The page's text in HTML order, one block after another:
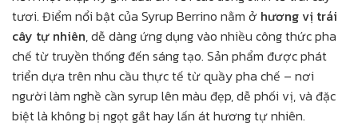
tươi. Điểm nổi bật của Syrup Berrino nằm ở hương vị trái
cây tự nhiên, dễ dàng ứng dụng vào nhiều công thức pha
chế từ truyền thống đến sáng tạo. Sản phẩm được phát
triển dựa trên nhu cầu thực tế từ quầy pha chế – nơi
người làm nghề cần syrup lên màu đẹp, dễ phối vị, và đặc
biệt là không bị ngọt gắt hay lấn át hương tự nhiên.